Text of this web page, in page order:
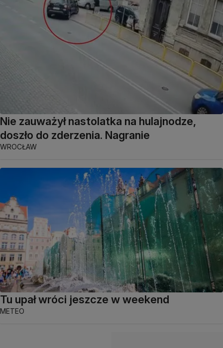
Nie zauważył nastolatka na hulajnodze,
doszło do zderzenia. Nagranie
WROCŁAW
Tu upał wróci jeszcze w weekend
METEO